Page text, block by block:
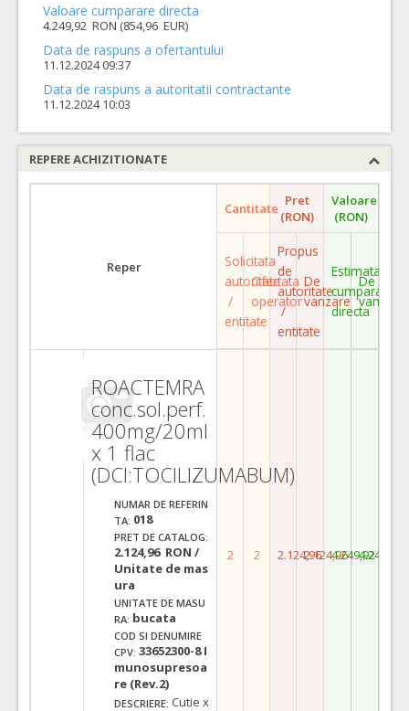
Valoare cumparare directa
4.249,92 RON (854,96 EUR)
Data de raspuns a ofertantului
11.12.2024 09:37
Data de raspuns a autoritatii contractante
11.12.2024 10:03
REPERE ACHIZITIONATE
Reper
Cantitate Pret
(RON)
Valoare
(RON)
Solicitata
autoritate
/
entitate
Ofertata
operator
Propus
de
autoritate
/
entitate
De
vanzare
Estimata
cumparare
directa
De
vanzare
ROACTEMRA
conc.sol.perf.
400mg/20ml
x 1 flac
(DCI:TOCILIZUMABUM)
NUMAR DE REFERIN
TA: 018
PRET DE CATALOG:
2.124,96 RON /
Unitate de mas
ura
UNITATE DE MASU
RA: bucata
COD SI DENUMIRE
CPV: 33652300-8 I
munosupresoa
re (Rev.2)
DESCRIERE: Cutie x
2 2 2.124,962.124,964.249,924.249,92